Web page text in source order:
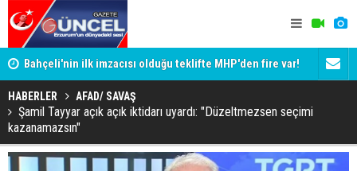
Bahçeli'nin ilk imzacısı olduğu teklifte MHP'den fire var!
İşte imzalamayan o isim
Siyaset-
HABERLER AFAD/ SAVAŞ
Şamil Tayyar açık açık iktidarı uyardı: "Düzeltmezsen seçimi
kazanamazsın"